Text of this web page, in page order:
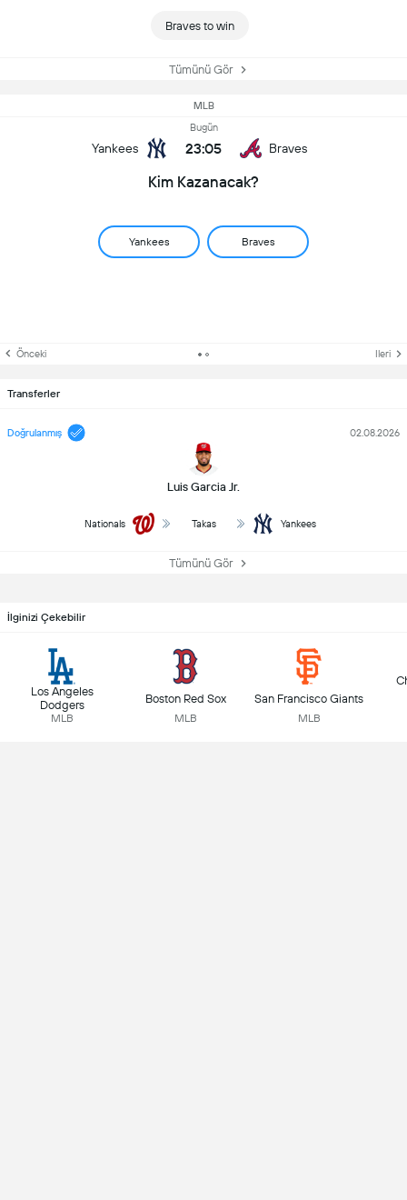
Braves to win
Tümünü Gör
MLB
Yankees
Bugün
23:05 Braves
Kim Kazanacak?
Yankees Braves
Önceki Ileri
Transferler
Doğrulanmış
Luis Garcia Jr.
02.08.2026
Nationals Takas Yankees
Tümünü Gör
İlginizi Çekebilir
Los Angeles
Dodgers
MLB
Boston Red Sox
MLB
San Francisco Giants
MLB